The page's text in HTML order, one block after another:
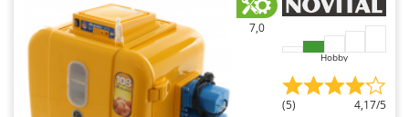
Zomax
7,0
Hobby
(5) 4,17/5